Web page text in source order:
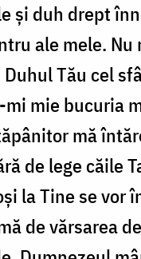
și duh drept
ale mele. Nu
Duhul Tău cel
mi mie bucuria
mă
de lege căile
la Tine se vor
de vărsarea